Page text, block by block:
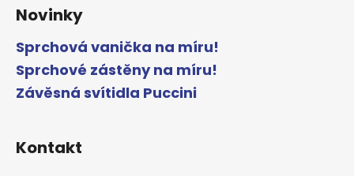
Novinky
Sprchová vanička na míru!
Sprchové zástěny na míru!
Závěsná svítidla Puccini
Kontakt